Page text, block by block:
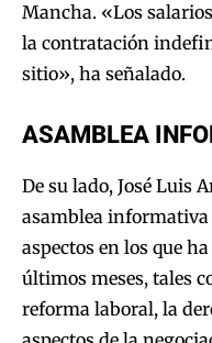
Mancha. «Los
la contratación
sitio», ha señalado.
ASAMBLEA
De su lado, José Luis
asamblea informativa
aspectos en los que
últimos meses, tales
reforma laboral, la